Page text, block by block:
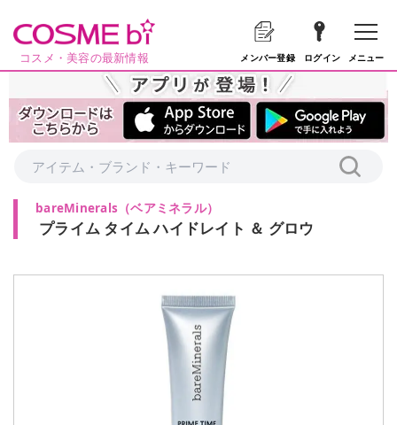
コスメ・美容の最新情報 メンバー登録 ログイン メニュー
bareMinerals （ベアミネラル）
プライム タイム ハイドレイト ＆ グロウ